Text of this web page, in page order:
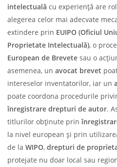
intelectuală cu experiență are
alegerea celor mai adecvate
extindere prin EUIPO (Oficiul
Proprietate Intelectuală), o
European de Brevete sau o
asemenea, un avocat brevet
intereselor inventatorilor, iar un
poate coordona procedurile
înregistrare drepturi de autor.
titlurilor obținute prin
la nivel european și prin
de la WIPO, drepturi de
protejate nu doar local sau